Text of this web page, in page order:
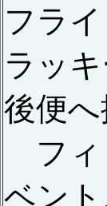
フラ
ラッ
後便
フィ
ベン